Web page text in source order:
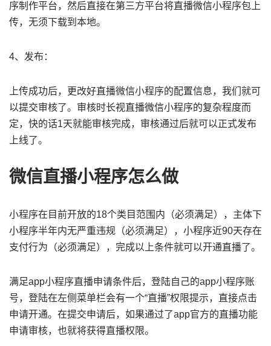
序制作平台，然后直接在第三方平台将直播微信小程序包上
传，无须下载到本地。
4、发布：
上传成功后，更改好直播微信小程序的配置信息，我们就可
以提交审核了。审核时长视直播微信小程序的复杂程度而
定，快的话1天就能审核完成，审核通过后就可以正式发布
上线了。
微信直播小程序怎么做
小程序在目前开放的18个类目范围内（必须满足），主体下
小程序半年内无严重违规（必须满足），小程序近90天存在
支付行为（必须满足），完成以上条件就可以开通直播了。
满足app小程序直播申请条件后，登陆自己的app小程序账
号，登陆在左侧菜单栏会有一个“直播”权限提示，直接点击
申请开通。在提交申请后，如果通过了app官方的直播功能
申请审核，也就将获得直播权限。